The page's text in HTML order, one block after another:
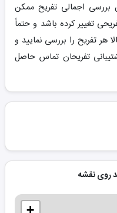
اجمالی تفریح ممکن
تغییر کرده باشد و حتماً
تفریح را بررسی نمایید و
تفریحان تماس حاصل
روی نقشه
+